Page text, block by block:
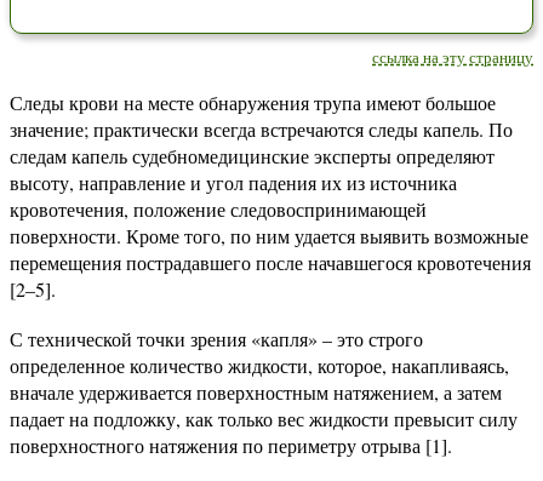
ссылка на эту страницу
Следы крови на месте обнаружения трупа имеют большое
значение; практически всегда встречаются следы капель. По
следам капель судебномедицинские эксперты определяют
высоту, направление и угол падения их из источника
кровотечения, положение следовоспринимающей
поверхности. Кроме того, по ним удается выявить возможные
перемещения пострадавшего после начавшегося кровотечения
[2–5].
С технической точки зрения «капля» – это строго
определенное количество жидкости, которое, накапливаясь,
вначале удерживается поверхностным натяжением, а затем
падает на подложку, как только вес жидкости превысит силу
поверхностного натяжения по периметру отрыва [1].